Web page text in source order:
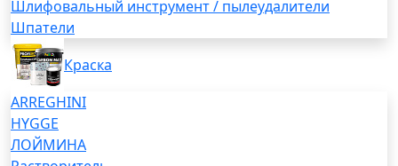
Шлифовальный инструмент / пылеудалители
Шпатели
Краска
ARREGHINI
HYGGE
ЛОЙМИНА